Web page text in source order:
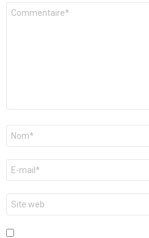
Commentaire
Nom
E-
mail
*
Site
web